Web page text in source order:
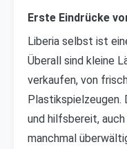
Erste Eindrücke
Liberia selbst ist
Überall sind kleine
verkaufen, von
Plastikspielzeugen.
und hilfsbereit,
manchmal